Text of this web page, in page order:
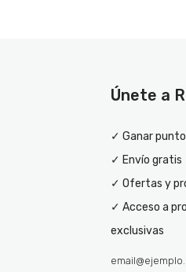
Únete a
✓ Ganar
✓ Envío gratis
✓ Ofertas y
✓ Acceso a
exclusivas